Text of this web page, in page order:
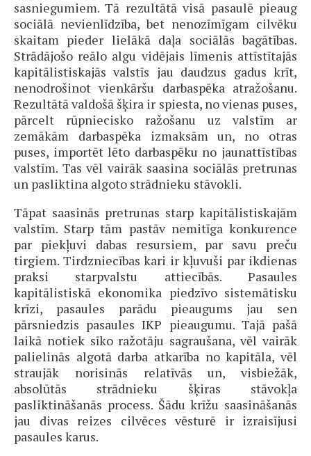
sasniegumiem. Tā rezultātā visā pasaulē pieaug
sociālā nevienlīdzība, bet nenozīmīgam cilvēku
skaitam pieder lielākā daļa sociālās bagātības.
Strādājošo reālo algu vidējais līmenis attīstītajās
kapitālistiskajās valstīs jau daudzus gadus krīt,
nenodrošinot vienkāršu darbaspēka atražošanu.
Rezultātā valdošā šķira ir spiesta, no vienas puses,
pārcelt rūpniecisko ražošanu uz valstīm ar
zemākām darbaspēka izmaksām un, no otras
puses, importēt lēto darbaspēku no jaunattīstības
valstīm. Tas vēl vairāk saasina sociālās pretrunas
un pasliktina algoto strādnieku stāvokli.
Tāpat saasinās pretrunas starp kapitālistiskajām
valstīm. Starp tām pastāv nemitīga konkurence
par piekļuvi dabas resursiem, par savu preču
tirgiem. Tirdzniecības kari ir kļuvuši par ikdienas
praksi starpvalstu attiecībās. Pasaules
kapitālistiskā ekonomika piedzīvo sistemātisku
krīzi, pasaules parādu pieaugums jau sen
pārsniedzis pasaules IKP pieaugumu. Tajā pašā
laikā notiek sīko ražotāju sagraušana, vēl vairāk
palielinās algotā darba atkarība no kapitāla, vēl
straujāk norisinās relatīvās un, visbiežāk,
absolūtās strādnieku šķiras stāvokļa
pasliktināšanās process. Šādu krīžu saasināšanās
jau divas reizes cilvēces vēsturē ir izraisījusi
pasaules karus.